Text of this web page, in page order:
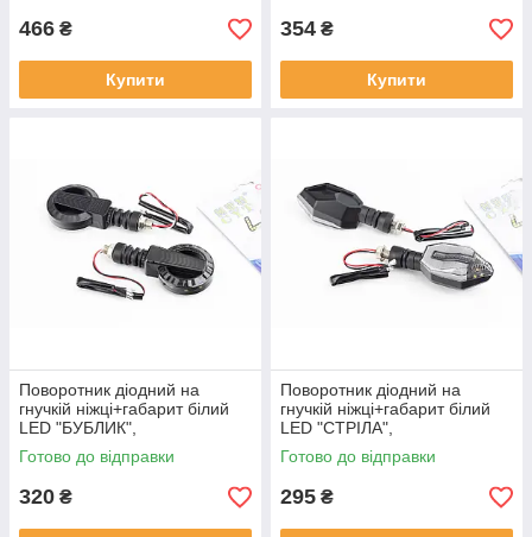
466 ₴
Купити
354 ₴
Купити
Поворотник діодний на
гнучкій ніжці+габарит білий
LED "БУБЛИК",
секвентальний, к-кт 2шт,
ФАРИ, ПОВОРОТИ, SV-
Готово до відправки
320 ₴
Поворотник діодний на
гнучкій ніжці+габарит білий
LED "СТРІЛА",
секвентальний, к-кт 2шт тип
3, ФАРИ, ПОВОРОТИ, SV-
Готово до відправки
295 ₴